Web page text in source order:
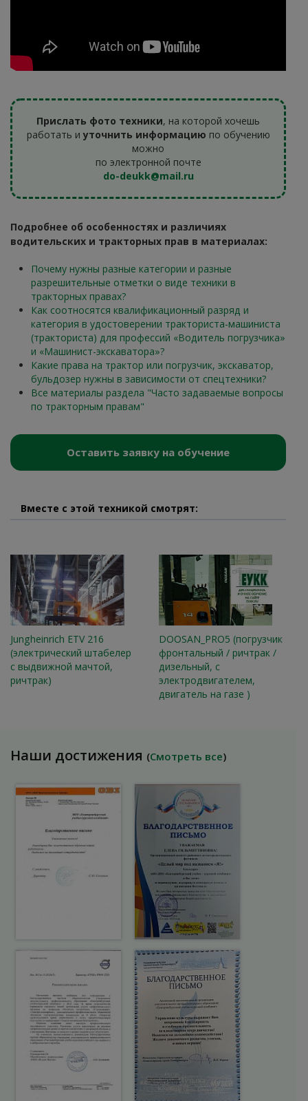
Прислать фото техники, на которой хочешь
работать иуточнить информацию по обучению
можно
по электронной почте
do-deukk@mail.ru
Подробнее об особенностях и различиях
водительских и тракторных прав в материалах:
Почему нужны разные категории и разные
разрешительные отметки о виде техники в
тракторных правах?
Как соотносятся квалификационный разряд и
категория в удостоверении тракториста-машиниста
(тракториста) для профессий «Водитель погрузчика»
и «Машинист-экскаватора»?
Какие права на трактор или погрузчик, экскаватор,
бульдозер нужны в зависимости от спецтехники?
Все материалы раздела "Часто задаваемые вопросы
по тракторным правам"
Оставить заявку на обучение
Вместе с этой техникой смотрят:
Jungheinrich ETV 216
(электрический штабелер
с выдвижной мачтой,
ричтрак)
DOOSAN_PRO5 (погрузчик
фронтальный / ричтрак /
дизельный, с
электродвигателем,
двигатель на газе )
Наши достижения (Смотреть все)